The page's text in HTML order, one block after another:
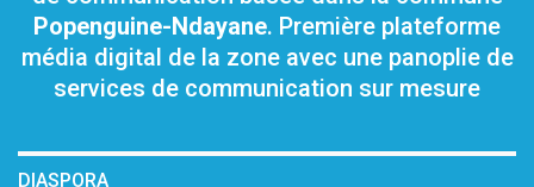
Popenguine-Ndayane. Première plateforme
média digital de la zone avec une panoplie de
services de communication sur mesure
DIASPORA